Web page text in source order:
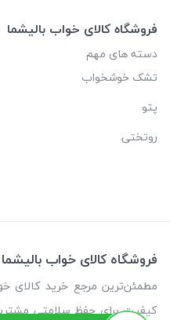
فروشگاه کالای خواب بالیشما
دسته های مهم
تشک خوشخواب
پتو
روتختی
فروشگاه کالای خواب بالیشما
کیفیت برای حفظ سلامتی